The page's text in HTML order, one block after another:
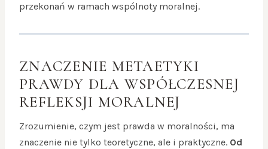
przekonań w ramach wspólnoty moralnej.
ZNACZENIE METAETYKI
PRAWDY DLA WSPÓŁCZESNEJ
REFLEKSJI MORALNEJ
Zrozumienie, czym jest prawda w moralności, ma
znaczenie nie tylko teoretyczne, ale i praktyczne. Od